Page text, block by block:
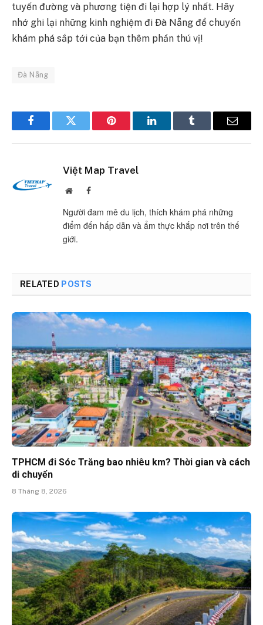
tuyến đường và phương tiện đi lại hợp lý nhất. Hãy
nhớ ghi lại những kinh nghiệm đi Đà Nẵng để chuyến
khám phá sắp tới của bạn thêm phần thú vị!
Đà Nẵng
FacebookTwitter Pinterest LinkedInTumblr Email
Việt Map Travel
WebsiteFacebook
Người đam mê du lịch, thích khám phá những
điểm đến hấp dẫn và ẩm thực khắp nơi trên thế
giới.
RELATED POSTS
TPHCM đi Sóc Trăng bao nhiêu km? Thời gian và cách
di chuyển
8 Tháng 8, 2026